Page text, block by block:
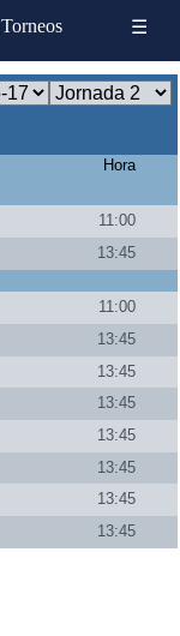
Torneos ☰
Hora
11:00
13:45
11:00
13:45
13:45
13:45
13:45
13:45
13:45
13:45